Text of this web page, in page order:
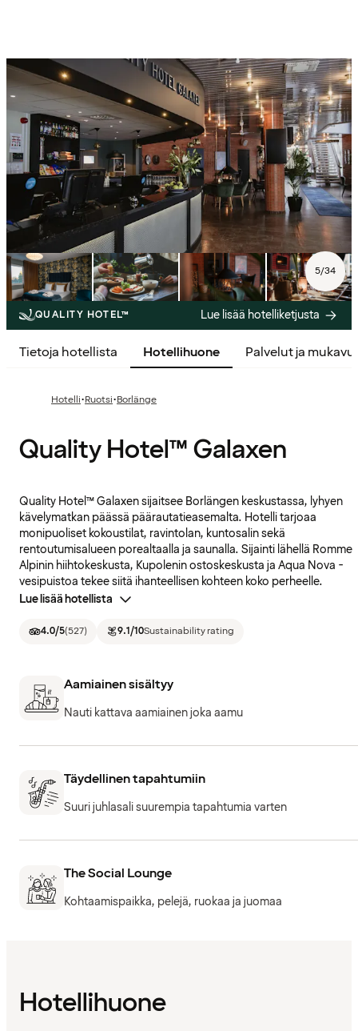
5/34
QUALITY HOTEL™ Lue lisää hotelliketjusta
Tietoja hotellista Hotellihuone Palvelut ja
Hotelli·Ruotsi·Borlänge
Quality Hotel™ Galaxen
Quality Hotel™ Galaxen sijaitsee Borlängen keskustassa, lyhyen
kävelymatkan päässä päärautatieasemalta. Hotelli tarjoaa
monipuoliset kokoustilat, ravintolan, kuntosalin sekä
rentoutumisalueen porealtaalla ja saunalla. Sijainti lähellä Romme
Alpinin hiihtokeskusta, Kupolenin ostoskeskusta ja Aqua Nova -
vesipuistoa tekee siitä ihanteellisen kohteen koko perheelle.
Lue lisää hotellista
4.0/5(527) 9.1/10Sustainability rating
Aamiainen sisältyy
Nauti kattava aamiainen joka aamu
Täydellinen tapahtumiin
Suuri juhlasali suurempia tapahtumia varten
The Social Lounge
Kohtaamispaikka, pelejä, ruokaa ja juomaa
Hotellihuone